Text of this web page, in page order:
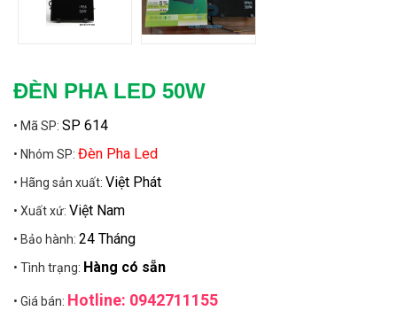
ĐÈN PHA LED 50W
• Mã SP: SP 614
• Nhóm SP: Đèn Pha Led
• Hãng sản xuất: Việt Phát
• Xuất xứ: Việt Nam
• Bảo hành: 24 Tháng
• Tình trạng: Hàng có sẵn
• Giá bán: Hotline: 0942711155